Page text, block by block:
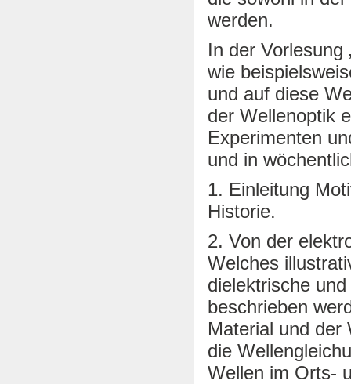
werden.
In der Vorlesung
wie
und auf diese
der Wellenoptik
Experimenten
und in
1. Einleitung
Historie.
2. Von der
Welches
dielektrische
beschrieben
Material und der
die
Wellen im Orts-